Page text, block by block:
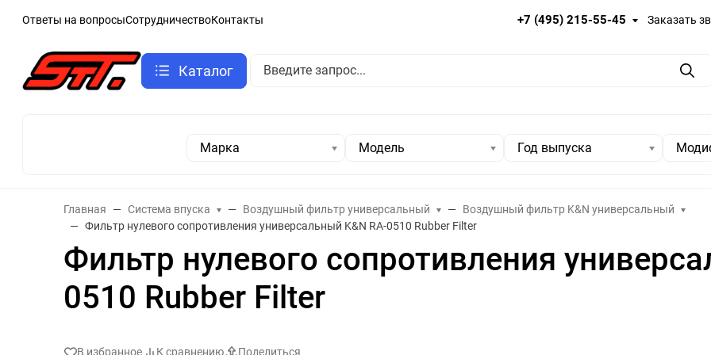
Ответы на вопросыСотрудничествоКонтакты +7 (495) 215-55-45 Заказать
Каталог
Марка Модель Год выпуска
Главная Система впуска Воздушный фильтр универсальный
Воздушный фильтр K&N универсальный
Фильтр нулевого сопротивления универсальный K&N RA-0510 Rubber Filter
Фильтр нулевого сопротивления
0510 Rubber Filter
В избранное К сравнению Поделиться